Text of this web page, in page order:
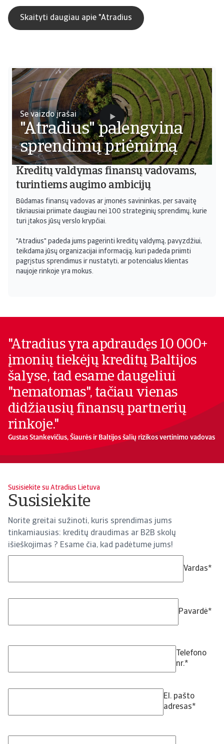
Skaityti daugiau apie "Atradius
Kreditų valdymas finansų vadovams,
turintiems augimo ambicijų
Būdamas finansų vadovas ar įmonės savininkas, per savaitę
tikriausiai priimate daugiau nei 100 strateginių sprendimų, kurie
turi įtakos jūsų verslo krypčiai.
"Atradius" padeda jums pagerinti kreditų valdymą, pavyzdžiui,
teikdama jūsų organizacijai informaciją, kuri padeda priimti
pagrįstus sprendimus ir nustatyti, ar potencialus klientas
naujoje rinkoje yra mokus.
Se vaizdo įrašai
"Atradius" palengvina
sprendimų priėmimą
"Atradius yra apdraudęs 10 000+
įmonių tiekėjų kreditų Baltijos
šalyse, tad esame daugeliui
"nematomas", tačiau vienas
didžiausių finansų partnerių
rinkoje."
Gustas Stankevičius, Šiaurės ir Baltijos šalių rizikos vertinimo vadovas
Susisiekite su Atradius Lietuva
Susisiekite
Norite greitai sužinoti, kuris sprendimas jums
tinkamiausias: kreditų draudimas ar B2B skolų
išieškojimas ? Esame čia, kad padėtume jums!
Vardas*
Pavardė*
Telefono
nr.*
El. pašto
adresas*